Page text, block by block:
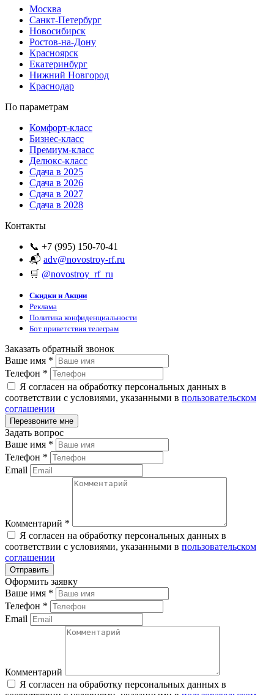
Москва
Санкт-Петербург
Новосибирск
Ростов-на-Дону
Красноярск
Екатеринбург
Нижний Новгород
Краснодар
По параметрам
Комфорт-класс
Бизнес-класс
Премиум-класс
Делюкс-класс
Сдача в 2025
Сдача в 2026
Сдача в 2027
Сдача в 2028
Контакты
📞 +7 (995) 150-70-41
📬 adv@novostroy-rf.ru
🛒 @novostroy_rf_ru
Скидки и Акции
Реклама
Политика конфиденциальности
Бот приветствия телеграм
Заказать обратный звонок
Ваше имя *
Телефон *
Я согласен на обработку персональных данных в
соответствии с условиями, указанными в пользовательском
соглашении
Задать вопрос
Ваше имя *
Телефон *
Email
Комментарий *
Я согласен на обработку персональных данных в
соответствии с условиями, указанными в пользовательском
соглашении
Оформить заявку
Ваше имя *
Телефон *
Email
Комментарий
Я согласен на обработку персональных данных в